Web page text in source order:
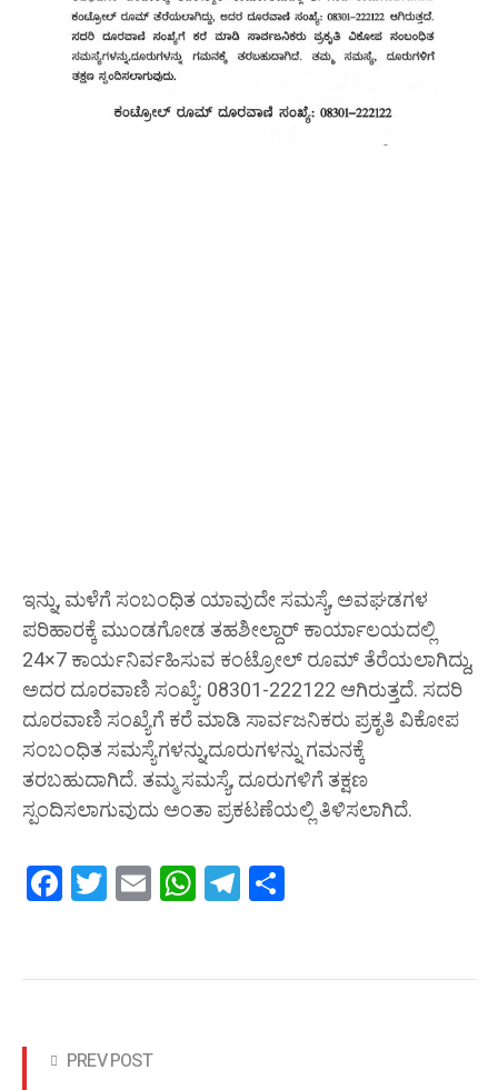
ಇನ್ನು, ಮಳೆಗೆ ಸಂಬಂಧಿತ ಯಾವುದೇ ಸಮಸ್ಯೆ, ಅವಘಡಗಳ
ಪರಿಹಾರಕ್ಕೆ ಮುಂಡಗೋಡ ತಹಶೀಲ್ದಾರ್ ಕಾರ್ಯಾಲಯದಲ್ಲಿ
24×7 ಕಾರ್ಯನಿರ್ವಹಿಸುವ ಕಂಟ್ರೋಲ್ ರೂಮ್ ತೆರೆಯಲಾಗಿದ್ದು,
ಅದರ ದೂರವಾಣಿ ಸಂಖ್ಯೆ: 08301-222122 ಆಗಿರುತ್ತದೆ. ಸದರಿ
ದೂರವಾಣಿ ಸಂಖ್ಯೆಗೆ ಕರೆ ಮಾಡಿ ಸಾರ್ವಜನಿಕರು ಪ್ರಕೃತಿ ವಿಕೋಪ
ಸಂಬಂಧಿತ ಸಮಸ್ಯೆಗಳನ್ನು,ದೂರುಗಳನ್ನು ಗಮನಕ್ಕೆ
ತರಬಹುದಾಗಿದೆ. ತಮ್ಮ ಸಮಸ್ಯೆ, ದೂರುಗಳಿಗೆ ತಕ್ಷಣ
ಸ್ಪಂದಿಸಲಾಗುವುದು ಅಂತಾ ಪ್ರಕಟಣೆಯಲ್ಲಿ ತಿಳಿಸಲಾಗಿದೆ.
FacebookTwitterEmail WhatsAppTelegram
PREV POST